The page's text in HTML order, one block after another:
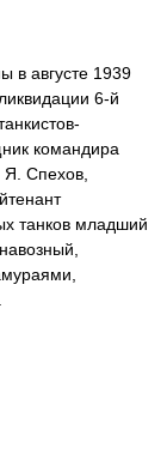
в августе 1939
6-й
командира
Я. Спехов,
танков младший